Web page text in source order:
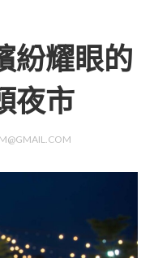
紛耀眼的
夜市